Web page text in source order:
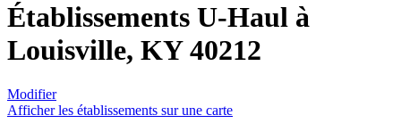
Établissements U-Haul à
Louisville, KY 40212
Modifier
Afficher les établissements sur une carte